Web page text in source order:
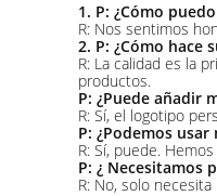
1. P: ¿Cómo
R: Nos sentimos
2. P: ¿Cómo hace
R: La calidad es la
productos.
P: ¿Puede añadir
R: Sí, el logotipo
P: ¿Podemos
R: Sí, puede.
P: ¿ Necesitamos
R: No, solo